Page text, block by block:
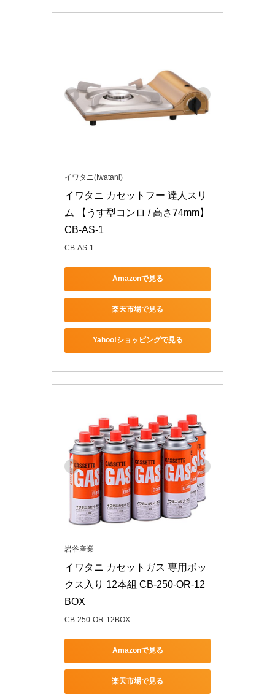
イワタニ(Iwatani)
イワタニ カセットフー 達人スリ
ム 【うす型コンロ / 高さ74mm】
CB-AS-1
CB-AS-1
Amazonで見る
楽天市場で見る
Yahoo!ショッピングで見る
岩谷産業
イワタニ カセットガス 専用ボッ
クス入り 12本組 CB-250-OR-12
BOX
CB-250-OR-12BOX
Amazonで見る
楽天市場で見る